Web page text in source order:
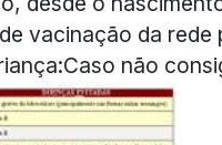
vacinação da rede
não